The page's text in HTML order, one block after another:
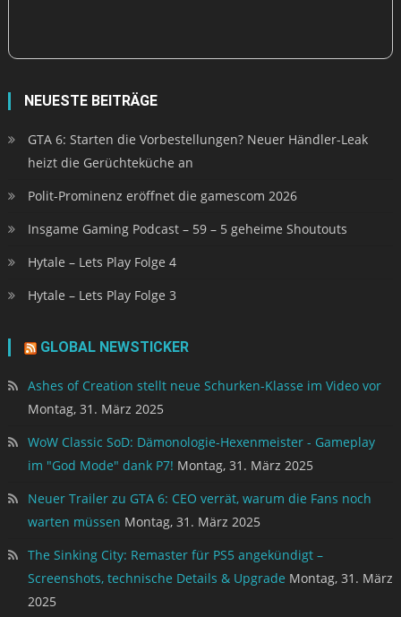
NEUESTE BEITRÄGE
GTA 6: Starten die Vorbestellungen? Neuer Händler-Leak
heizt die Gerüchteküche an
Polit-Prominenz eröffnet die gamescom 2026
Insgame Gaming Podcast – 59 – 5 geheime Shoutouts
Hytale – Lets Play Folge 4
Hytale – Lets Play Folge 3
GLOBAL NEWSTICKER
Ashes of Creation stellt neue Schurken-Klasse im Video vor
Montag, 31. März 2025
WoW Classic SoD: Dämonologie-Hexenmeister - Gameplay
im "God Mode" dank P7! Montag, 31. März 2025
Neuer Trailer zu GTA 6: CEO verrät, warum die Fans noch
warten müssen Montag, 31. März 2025
The Sinking City: Remaster für PS5 angekündigt –
Screenshots, technische Details & Upgrade Montag, 31. März
2025